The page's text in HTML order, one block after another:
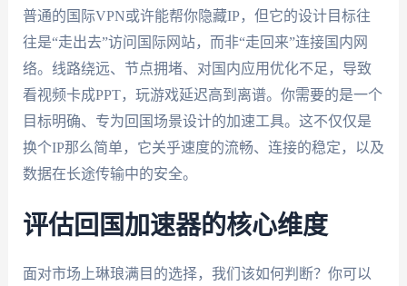
普通的国际VPN或许能帮你隐藏IP，但它的设计目标往
往是“走出去”访问国际网站，而非“走回来”连接国内网
络。线路绕远、节点拥堵、对国内应用优化不足，导致
看视频卡成PPT，玩游戏延迟高到离谱。你需要的是一个
目标明确、专为回国场景设计的加速工具。这不仅仅是
换个IP那么简单，它关乎速度的流畅、连接的稳定，以及
数据在长途传输中的安全。
评估回国加速器的核心维度
面对市场上琳琅满目的选择，我们该如何判断？你可以